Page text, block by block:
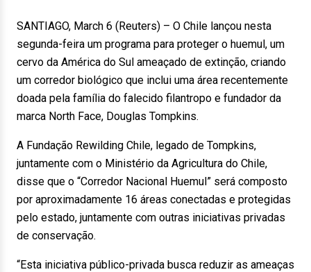
SANTIAGO, March 6 (Reuters) – O Chile lançou nesta
segunda-feira um programa para proteger o huemul, um
cervo da América do Sul ameaçado de extinção, criando
um corredor biológico que inclui uma área recentemente
doada pela família do falecido filantropo e fundador da
marca North Face, Douglas Tompkins.
A Fundação Rewilding Chile, legado de Tompkins,
juntamente com o Ministério da Agricultura do Chile,
disse que o “Corredor Nacional Huemul” será composto
por aproximadamente 16 áreas conectadas e protegidas
pelo estado, juntamente com outras iniciativas privadas
de conservação.
“Esta iniciativa público-privada busca reduzir as ameaças